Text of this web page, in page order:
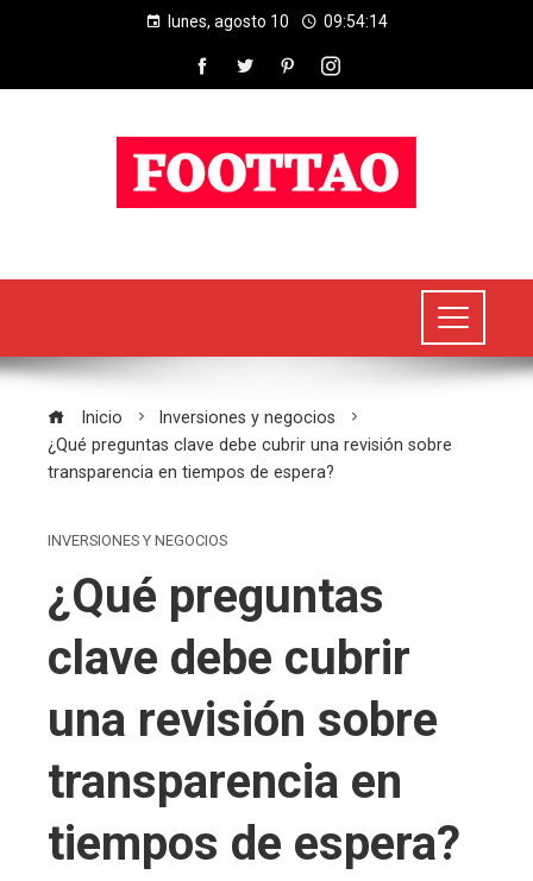
lunes, agosto 10 09:54:15
Inicio
Inversiones y negocios
¿Qué preguntas clave debe cubrir una revisión sobre
transparencia en tiempos de espera?
INVERSIONES Y NEGOCIOS
¿Qué preguntas
clave debe cubrir
una revisión sobre
transparencia en
tiempos de espera?